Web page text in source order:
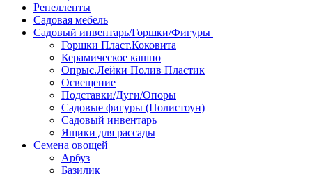
Репелленты
Садовая мебель
Садовый инвентарь/Горшки/Фигуры
Горшки Пласт.Коковита
Керамическое кашпо
Опрыс.Лейки Полив Пластик
Освещение
Подставки/Дуги/Опоры
Садовые фигуры (Полистоун)
Садовый инвентарь
Ящики для рассады
Семена овощей
Арбуз
Базилик